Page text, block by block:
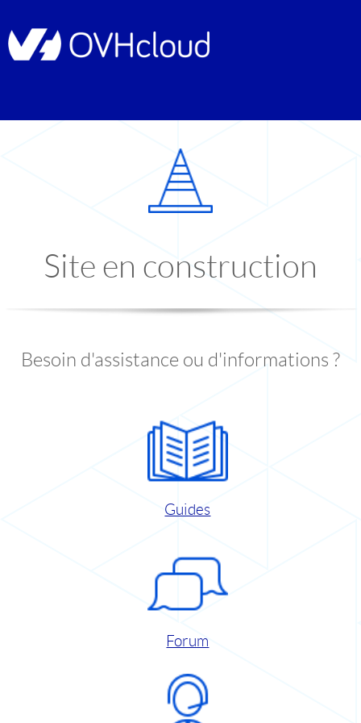
Site en construction
Besoin d'assistance ou d'informations ?
Guides
Forum